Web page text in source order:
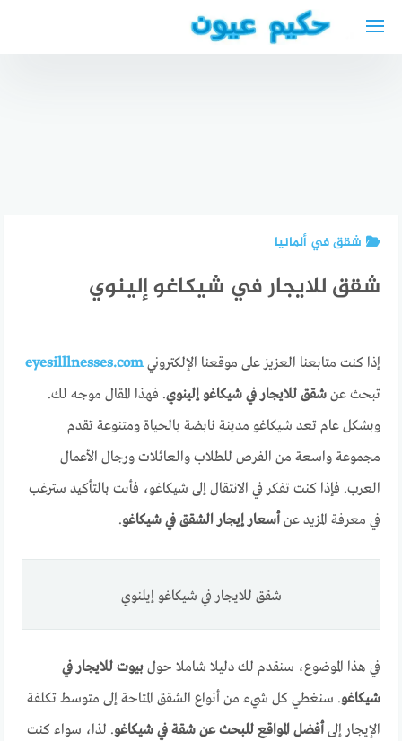
شقق في ألمانيا
شقق للايجار في شيكاغو إلينوي
إذا كنت متابعنا العزيز على موقعنا الإلكترونيeyesilllnesses.com
تبحث عنشقق للايجار في شيكاغو إلينوي. فهذا المقال موجه لك.
وبشكل عام تعد شيكاغو مدينة نابضة بالحياة ومتنوعة تقدم
مجموعة واسعة من الفرص للطلاب والعائلات ورجال الأعمال
العرب. فإذا كنت تفكر في الانتقال إلى شيكاغو، فأنت بالتأكيد سترغب
في معرفة المزيد عنأسعار إيجار الشقق في شيكاغو.
شقق للايجار في شيكاغو إيلنوي
في هذا الموضوع، سنقدم لك دليلا شاملا حولبيوت للايجار في
شيكاغو. سنغطي كل شيء من أنواع الشقق المتاحة إلى متوسط ​​تكلفة
الإيجار إلىأفضل المواقع للبحث عن شقة في شيكاغو. لذا، سواء كنت